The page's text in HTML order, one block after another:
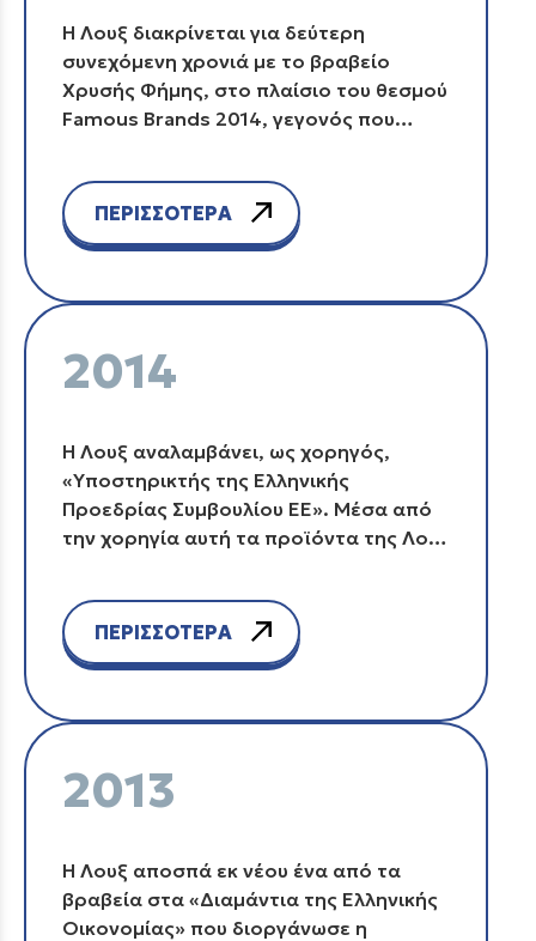
Η Λουξ διακρίνεται για δεύτερη
συνεχόμενη χρονιά με το βραβείο
Χρυσής Φήμης, στο πλαίσιο του θεσμού
Famous Brands 2014, γεγονός που
δείχνουν οι Έλληνες καταναλωτές στα
προϊόντα της.
ΠΕΡΙΣΣΟΤΕΡΑ
2014
Η Λουξ αναλαμβάνει, ως χορηγός,
«Υποστηρικτής της Ελληνικής
Προεδρίας Συμβουλίου ΕΕ». Μέσα από
την χορηγία αυτή τα προϊόντα της Λουξ
Ελληνικής Προεδρίας.
ΠΕΡΙΣΣΟΤΕΡΑ
2013
Η Λουξ αποσπά εκ νέου ένα από τα
βραβεία στα «Διαμάντια της Ελληνικής
Οικονομίας» που διοργάνωσε η